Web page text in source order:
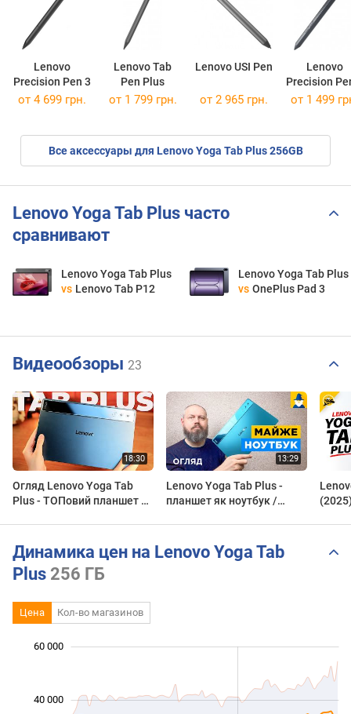
Lenovo
Precision Pen 3
Lenovo Tab
Pen Plus
Lenovo USI Pen
Lenovo
Precision
от 4 699 грн. от 1 799 грн. от 2 965 грн. от 1 499
Все аксессуары для Lenovo Yoga Tab Plus 256GB
Lenovo Yoga Tab Plus часто
сравнивают
Lenovo Yoga Tab Plus
vs Lenovo Tab P12
Lenovo Yoga Tab Plus
vs OnePlus Pad 3
Видеообзоры 23
Огляд Lenovo Yoga Tab
Plus - ТОПовий планшет з
Lenovo Yoga Tab Plus -
планшет як ноутбук /
Динамика цен на Lenovo Yoga Tab
Plus 256 ГБ
Цена Кол-во магазинов
40 000
60 000